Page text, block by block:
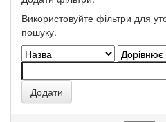
Використовуйте фільтри для
пошуку.